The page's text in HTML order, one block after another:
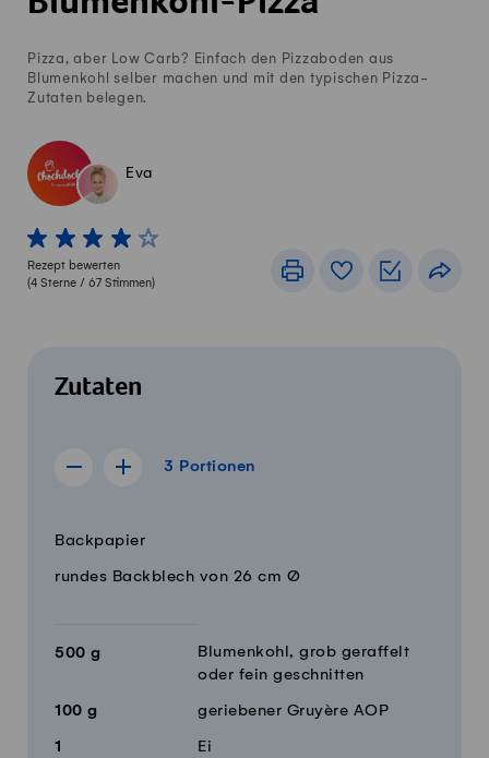
Pizza, aber Low Carb? Einfach den Pizzaboden aus
Blumenkohl selber machen und mit den typischen Pizza-
Zutaten belegen.
Eva
1 von 5 Sterne
2 von 5 Sterne
3 von 5 Sterne
4 von 5 Sterne
5 von 5 Sterne
Rezept bewerten
(4 Sterne / 67 Stimmen)
DruckenRezeptbuch
Zutaten
3 Portionen
Rezept für 2 Portionen anzeigen
Rezept für 4 Portionen anzeigen
3 Portionen
MengeZutaten
Backpapier
rundes Backblech von 26 cm Ø
500 g
Blumenkohl, grob geraffelt
oder fein geschnitten
100 g geriebener Gruyère AOP
1 Ei